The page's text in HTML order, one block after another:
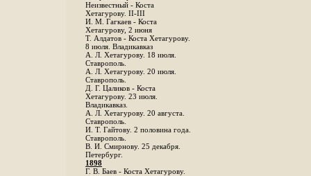
Неизвестный - Коста
Хетагурову. II-III
И. М. Гагкаев - Коста
Хетагурову, 2 июня
Т. Алдатов - Коста Хетагурову.
8 июля. Владикавказ
А. Л. Хетагурову. 18 июля.
Ставрополь.
А. Л. Хетагурову. 20 июля.
Ставрополь.
Д. Г. Цаликов - Коста
Хетагурову. 23 июля.
Владикавказ.
А. Л. Хетагурову. 20 августа.
Ставрополь.
И. Т. Гайтову. 2 половина года.
Ставрополь.
В. И. Смирнову. 25 декабря.
Петербург.
1898
Г. В. Баев - Коста Хетагурову.